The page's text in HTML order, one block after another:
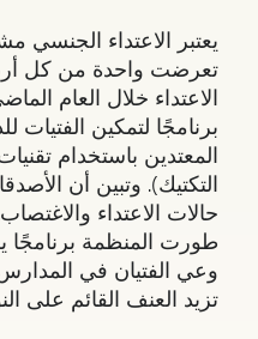
يعتبر الاعتداء الجنسي
تعرضت واحدة من كل
الاعتداء خلال العام
برنامجًا لتمكين
المعتدين باستخدام
التكتيك). وتبين أن
حالات الاعتداء
طورت المنظمة برنامجًا
وعي الفتيان في
تزيد العنف القائم على